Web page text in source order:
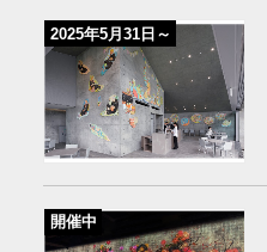
2025年5月31日～
開催中